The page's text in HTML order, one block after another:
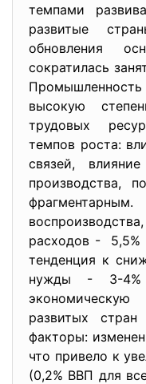
темпами
развитые
обновления
сократилась
высокую
трудовых
темпов роста:
связей,
производства,
расходов - 5,5%
тенденция к
нужды - 3-
развитых
факторы:
что привело к
(0,2% ВВП для